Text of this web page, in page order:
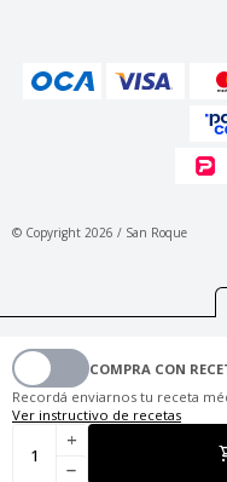
COMPRA CON
Recordá enviarnos tu receta
Ver instructivo de recetas
add
remove
© Copyright 2026 / San Roque